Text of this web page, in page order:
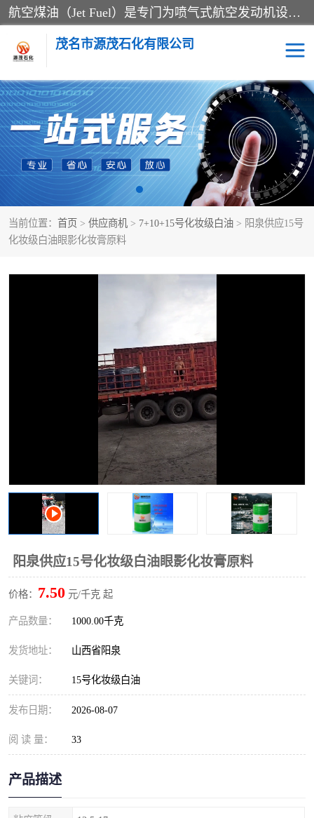
航空煤油（Jet Fuel）是专门为喷气式航空发动机设计的高纯度燃料，主要分为Jet A、Jet A-1和Jet B等类型。其特点是闪点高、低温流动性好，并添加了抗静电剂和抗氧化剂以确保飞行安全。航空煤油需
茂名市源茂石化有限公司
当前位置： 首页 > 供应商机 > 7+10+15号化妆级白油 > 阳泉供应15号
化妆级白油眼影化妆膏原料
阳泉供应15号化妆级白油眼影化妆膏原料
价格： 7.50 元/千克 起
产品数量： 1000.00千克
发货地址： 山西省阳泉
关键词： 15号化妆级白油
发布日期： 2026-08-07
阅 读 量： 33
产品描述
RP3航空煤油 D20+D30溶剂油
D40+D60溶剂油 D80+D100溶剂油
6号+120号溶剂油 260号溶剂油
异构烷烃 天然乳胶
46+68号化妆级白油